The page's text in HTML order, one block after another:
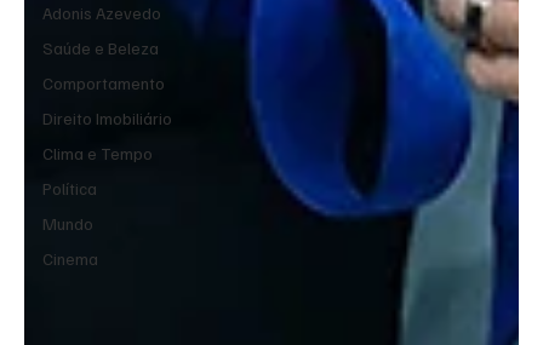
Adonis Azevedo
Saúde e Beleza
Comportamento
Direito Imobiliário
Clima e Tempo
Política
Mundo
Cinema